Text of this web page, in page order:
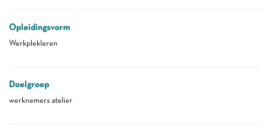
Opleidingsvorm
Werkplekleren
Doelgroep
werknemers atelier